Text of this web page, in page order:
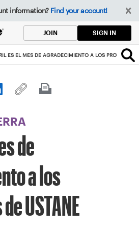
information? Find your account!
JOIN SIGN IN
ES EL MES DE AGRADECIMIENTO A LOS
de
a los
USTANE